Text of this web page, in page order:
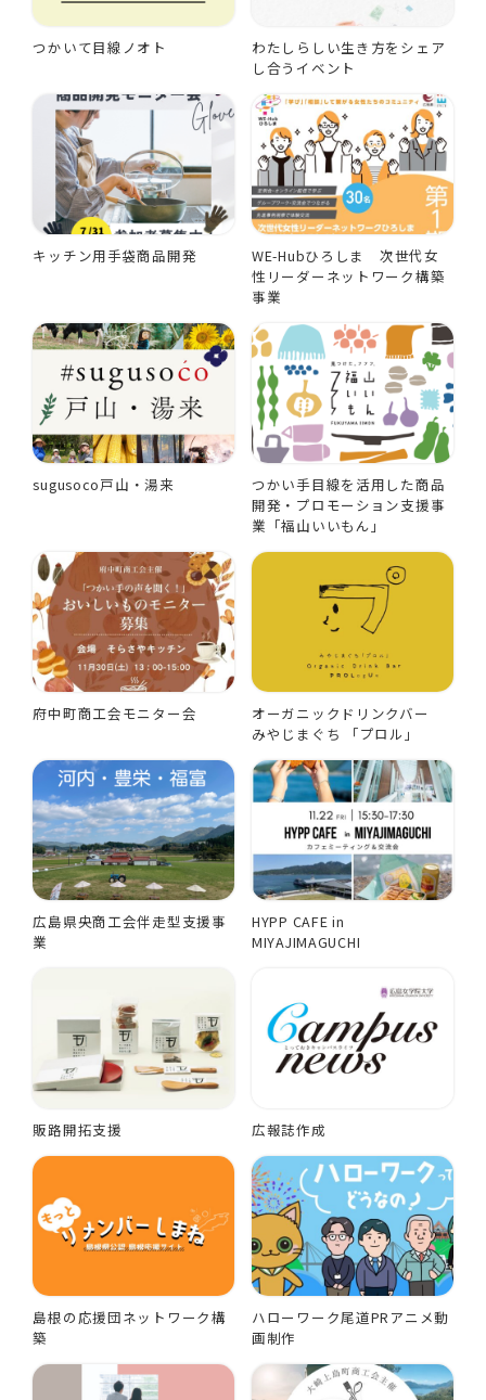
つかいて目線ノオト
わたしらしい生き方をシェア
し合うイベント
キッチン用手袋商品開発
WE-Hubひろしま 次世代女
性リーダーネットワーク構築
事業
sugusoco戸山・湯来
つかい手目線を活用した商品
開発・プロモーション支援事
業「福山いいもん」
府中町商工会モニター会
オーガニックドリンクバー
みやじまぐち 「プロル」
広島県央商工会伴走型支援事
業
HYPP CAFE in
MIYAJIMAGUCHI
販路開拓支援 広報誌作成
島根の応援団ネットワーク構
築
ハローワーク尾道PRアニメ動
画制作